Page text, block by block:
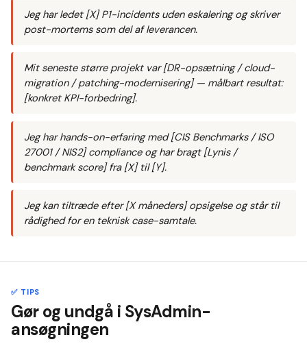
Jeg har ledet [X] P1-incidents uden eskalering og skriver
post-mortems som del af leverancen.
Mit seneste større projekt var [DR-opsætning / cloud-
migration / patching-modernisering] — målbart resultat:
[konkret KPI-forbedring].
Jeg har hands-on-erfaring med [CIS Benchmarks / ISO
27001 / NIS2] compliance og har bragt [Lynis /
benchmark score] fra [X] til [Y].
Jeg kan tiltræde efter [X måneders] opsigelse og står til
rådighed for en teknisk case-samtale.
✅ TIPS
Gør og undgå i SysAdmin-
ansøgningen